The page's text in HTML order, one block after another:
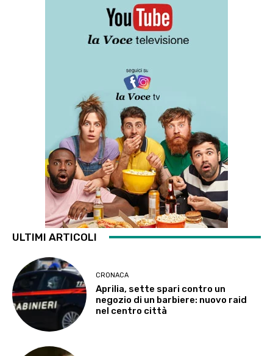
ULTIMI ARTICOLI
CRONACA
Aprilia, sette spari contro un
negozio di un barbiere: nuovo raid
nel centro città